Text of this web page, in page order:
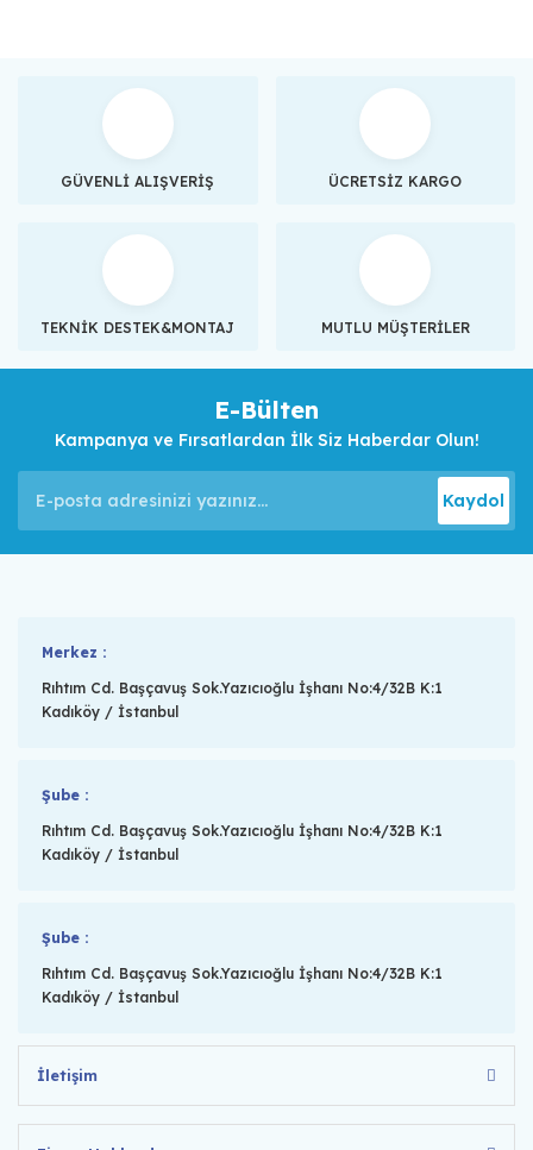
GÜVENLİ ALIŞVERİŞ ÜCRETSİZ KARGO
TEKNİK DESTEK&MONTAJ MUTLU MÜŞTERİLER
E-Bülten
Kampanya ve Fırsatlardan İlk Siz Haberdar Olun!
Kaydol
Merkez :
Rıhtım Cd. Başçavuş Sok.Yazıcıoğlu İşhanı No:4/32B K:1
Kadıköy / İstanbul
Şube :
Rıhtım Cd. Başçavuş Sok.Yazıcıoğlu İşhanı No:4/32B K:1
Kadıköy / İstanbul
Şube :
Rıhtım Cd. Başçavuş Sok.Yazıcıoğlu İşhanı No:4/32B K:1
Kadıköy / İstanbul
İletişim